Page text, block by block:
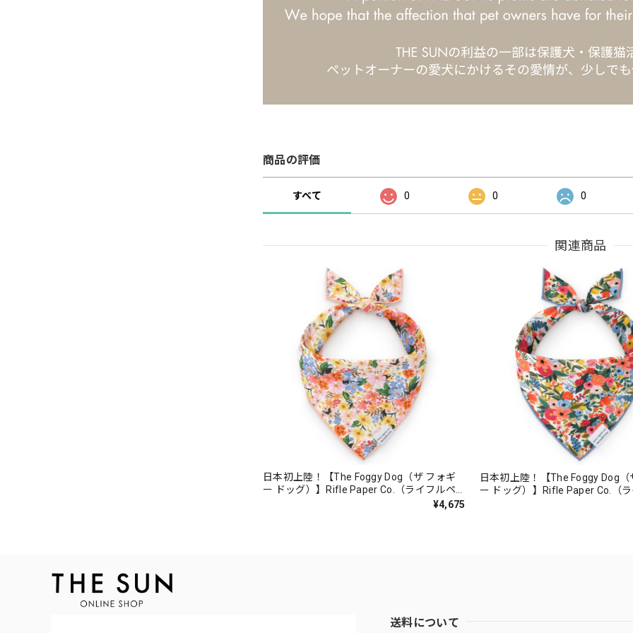
商品の評価
すべて 0 0 0
関連商品
日本初上陸！【The Foggy Dog（ザ フォギ
ー ドッグ）】Rifle Paper Co.（ライフルペ
ーパー）ライフルペーパーコラボ マーガレ
¥4,675
日本初上陸！【The Foggy Dog（
ー ドッグ）】Rifle Paper Co.（
送料について